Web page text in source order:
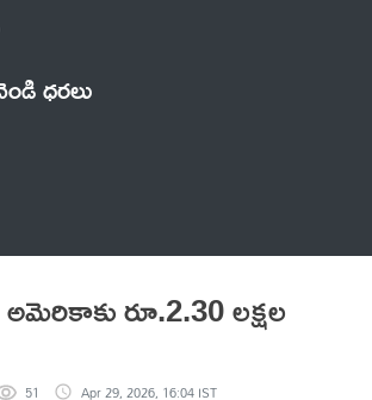
ధరలు
రూ.2.30 లక్షల
51 Apr 29, 2026, 16:04 IST